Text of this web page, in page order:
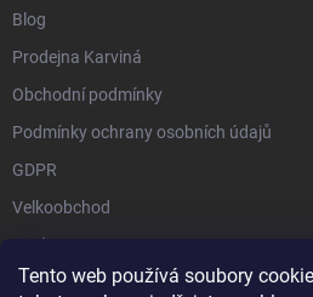
Tento web používá soubory
Blog
Prodejna Karviná
Obchodní podmínky
Podmínky ochrany osobních údajů
GDPR
Velkoobchod
O nás
Vrácení zásilky přes Zásilkovnu